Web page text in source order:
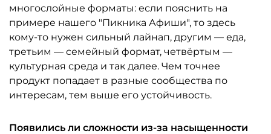
многослойные форматы: если пояснить на
примере нашего "Пикника Афиши", то здесь
кому-то нужен сильный лайнап, другим — еда,
третьим — семейный формат, четвёртым —
культурная среда и так далее. Чем точнее
продукт попадает в разные сообщества по
интересам, тем выше его устойчивость.
Появились ли сложности из-за насыщенности